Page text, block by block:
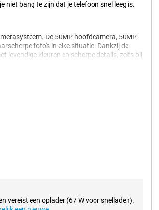
niet bang te zijn dat je telefoon snel leeg is.
De 50MP hoofdcamera, 50MP
foto's in elke situatie. Dankzij de
levendige kleuren en scherpe details, zelfs bij
8300-Ultra processor. Deze chip zorgt voor
en AI toepassingen zijn door de
een prachtige kijkervaring. Met een
licht, waardoor het prettig is voor je
vereist een oplader (67 W voor snelladen).